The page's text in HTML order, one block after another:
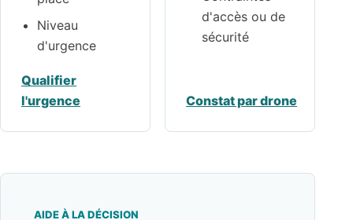
Niveau
d'urgence
Qualifier
l'urgence
d'accès ou de
sécurité
Constat par drone
AIDE À LA DÉCISION